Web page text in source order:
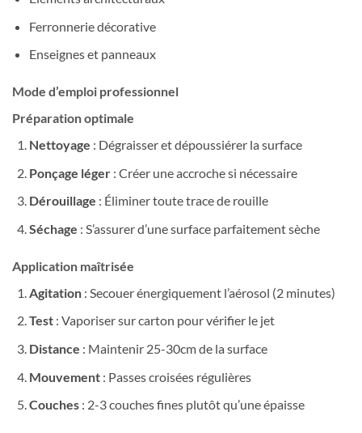
Ferronnerie décorative
Enseignes et panneaux
Mode d’emploi professionnel
Préparation optimale
Nettoyage : Dégraisser et dépoussiérer la surface
Ponçage léger: Créer une accroche si nécessaire
Dérouillage : Éliminer toute trace de rouille
Séchage : S’assurer d’une surface parfaitement sèche
Application maîtrisée
Agitation: Secouer énergiquement l’aérosol (2 minutes)
Test: Vaporiser sur carton pour vérifier le jet
Distance : Maintenir 25-30cm de la surface
Mouvement: Passes croisées régulières
Couches: 2-3 couches fines plutôt qu’une épaisse